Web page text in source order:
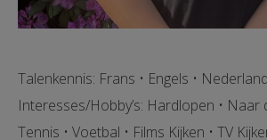
Talenkennis: Frans • Engels •
Interesses/Hobby’s: Hardlopen • Naar
Tennis • Voetbal • Films Kijken • TV